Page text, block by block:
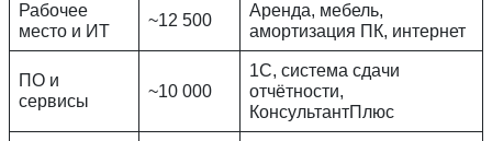
Рабочее
место и ИТ
~12 500
Аренда, мебель,
амортизация ПК, интернет
ПО и
сервисы
~10 000
1С, система сдачи
отчётности,
КонсультантПлюс